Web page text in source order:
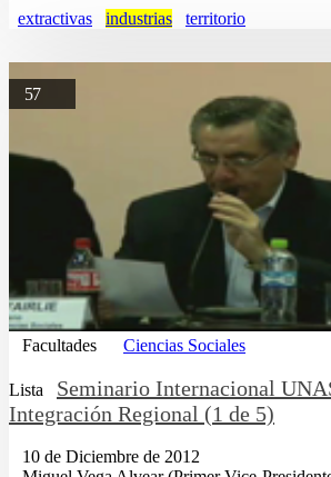
extractivas industrias territorio
57
Facultades Ciencias Sociales
Lista
Seminario Internacional
Integración Regional (1 de 5)
10 de Diciembre de 2012